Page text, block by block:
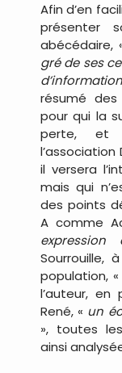
Afin d’en
présenter
abécédaire,
gré de ses
d’information
résumé des
pour qui la
perte, et
il versera
mais qui
des points
A comme
Sourrouille,
population, «
l’auteur,
René, « un
», toutes
ainsi